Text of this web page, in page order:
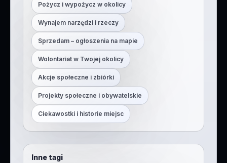
Pożycz i wypożycz w okolicy
Wynajem narzędzi i rzeczy
Sprzedam – ogłoszenia na mapie
Wolontariat w Twojej okolicy
Akcje społeczne i zbiórki
Projekty społeczne i obywatelskie
Ciekawostki i historie miejsc
Inne tagi